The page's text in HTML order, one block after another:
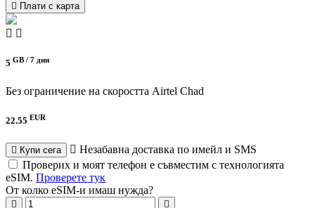
Плати с карта
5 GB / 7 дни
Без ограничение на скоростта Airtel Chad
22.55 EUR
Купи сега
Незабавна доставка по имейл и SMS
Проверих и моят телефон е съвместим с технологията
eSIM. Проверете тук
От колко eSIM-и имаш нужда?